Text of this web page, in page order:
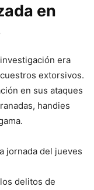
en
era
extorsivos.
en sus ataques
handies
jornada del jueves
delitos de